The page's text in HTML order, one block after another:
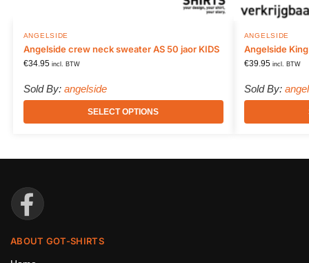
ANGELSIDE
Angelside crew neck sweater AS 50 jaor KIDS
€34.95 incl. BTW
Sold By: angelside
SELECT OPTIONS
ANGELSIDE
Angelside
€39.95 incl. BTW
Sold By:
ABOUT GOT-SHIRTS